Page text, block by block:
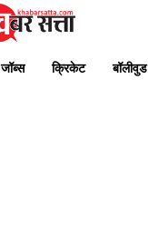
जॉब्स क्रिकेट बॉलीवुड